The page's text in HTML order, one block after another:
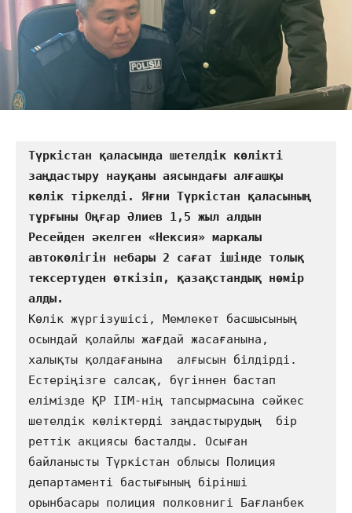
Түркістан қаласында шетелдік көлікті
заңдастыру науқаны аясындағы алғашқы
көлік тіркелді. Яғни Түркістан қаласының
тұрғыны Оңғар Әлиев 1,5 жыл алдын
Ресейден әкелген «Нексия» маркалы
автокөлігін небары 2 сағат ішінде толық
тексертуден өткізіп, қазақстандық нөмір
Көлік жүргізушісі, Мемлекет басшысының
осындай қолайлы жағдай жасағанына,
халықты қолдағанына  алғысын білдірді.
Естеріңізге салсақ, бүгіннен бастап
елімізде ҚР ІІМ-нің тапсырмасына сәйкес
шетелдік көліктерді заңдастырудың  бір
реттік акциясы басталды. Осыған
байланысты Түркістан облысы Полиция
департаменті бастығының бірінші
орынбасары полиция полковнигі Бағланбек